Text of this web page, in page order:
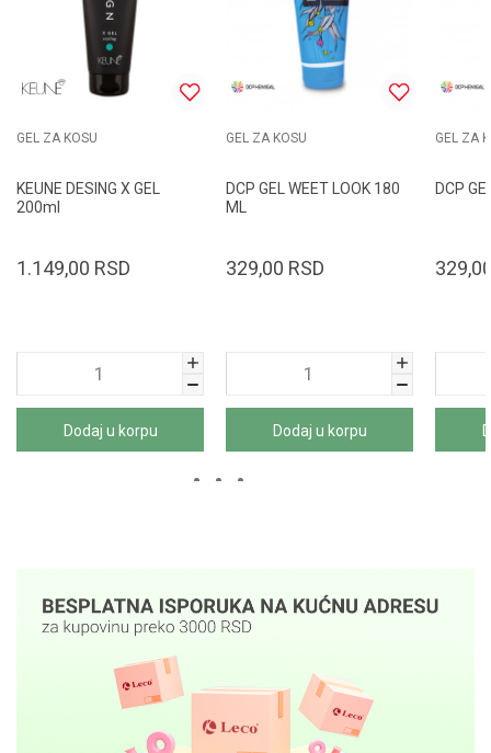
GEL ZA KOSU
KEUNE DESING X GEL
200ml
1.149,00 RSD
Dodaj u korpu
GEL ZA KOSU
DCP GEL WEET LOOK 180
ML
329,00 RSD
Dodaj u korpu
GEL ZA
DCP